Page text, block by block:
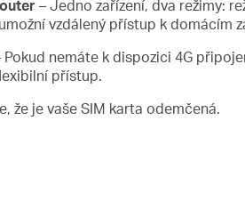
– Jedno zařízení, dva režimy:
vzdálený přístup k domácím
nemáte k dispozici 4G
přístup.
že je vaše SIM karta odemčená.